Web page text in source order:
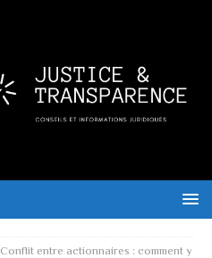
Conflit entre actionnaires : comment y